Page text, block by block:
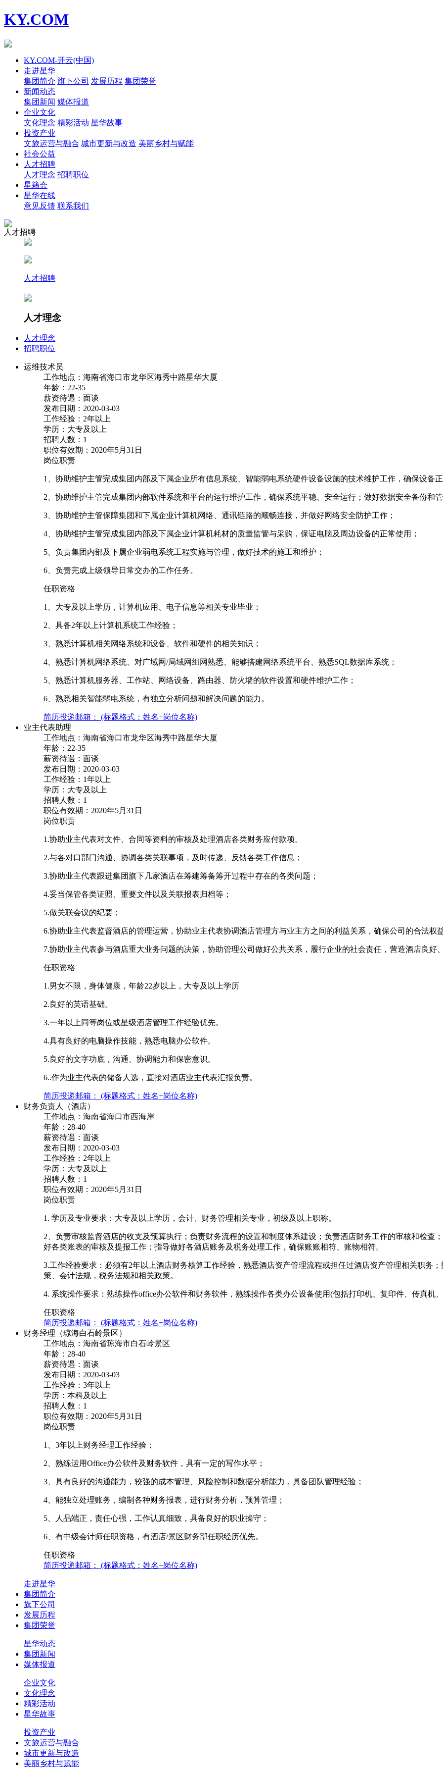
KY.COM
KY.COM-开云(中国)
走进星华
集团简介 旗下公司 发展历程 集团荣誉
新闻动态
集团新闻 媒体报道
企业文化
文化理念 精彩活动 星华故事
投资产业
文旅运营与融合 城市更新与改造 美丽乡村与赋能
社会公益
人才招聘
人才理念 招聘职位
星籍会
星华在线
意见反馈 联系我们
人才招聘
人才招聘
人才理念
人才理念
招聘职位
运维技术员
工作地点：海南省海口市龙华区海秀中路星华大厦
年龄：22-35
薪资待遇：面谈
发布日期：2020-03-03
工作经验：2年以上
学历：大专及以上
招聘人数：1
职位有效期：2020年5月31日
岗位职责
1、协助维护主管完成集团内部及下属企业所有信息系统、智能弱电系统硬件设备设施的技术维护工作，确保设备正
2、协助维护主管完成集团内部软件系统和平台的运行维护工作，确保系统平稳、安全运行；做好数据安全备份和管
3、协助维护主管保障集团和下属企业计算机网络、通讯链路的顺畅连接，并做好网络安全防护工作；
4、协助维护主管完成集团内部及下属企业计算机耗材的质量监管与采购，保证电脑及周边设备的正常使用；
5、负责集团内部及下属企业弱电系统工程实施与管理，做好技术的施工和维护；
6、负责完成上级领导日常交办的工作任务。
任职资格
1、大专及以上学历，计算机应用、电子信息等相关专业毕业；
2、具备2年以上计算机系统工作经验；
3、熟悉计算机相关网络系统和设备、软件和硬件的相关知识；
4、熟悉计算机网络系统、对广域网/局域网组网熟悉、能够搭建网络系统平台、熟悉SQL数据库系统；
5、熟悉计算机服务器、工作站、网络设备、路由器、防火墙的软件设置和硬件维护工作；
6、熟悉相关智能弱电系统，有独立分析问题和解决问题的能力。
简历投递邮箱： (标题格式：姓名+岗位名称)
业主代表助理
工作地点：海南省海口市龙华区海秀中路星华大厦
年龄：22-35
薪资待遇：面谈
发布日期：2020-03-03
工作经验：1年以上
学历：大专及以上
招聘人数：1
职位有效期：2020年5月31日
岗位职责
1.协助业主代表对文件、合同等资料的审核及处理酒店各类财务应付款项。
2.与各对口部门沟通、协调各类关联事项，及时传递、反馈各类工作信息；
3.协助业主代表跟进集团旗下几家酒店在筹建筹备筹开过程中存在的各类问题；
4.妥当保管各类证照、重要文件以及关联报表归档等；
5.做关联会议的纪要；
6.协助业主代表监督酒店的管理运营，协助业主代表协调酒店管理方与业主方之间的利益关系，确保公司的合法权
7.协助业主代表参与酒店重大业务问题的决策，协助管理公司做好公共关系，履行企业的社会责任，营造酒店良好
任职资格
1.男女不限，身体健康，年龄22岁以上，大专及以上学历
2.良好的英语基础。
3.一年以上同等岗位或星级酒店管理工作经验优先。
4.具有良好的电脑操作技能，熟悉电脑办公软件。
5.良好的文字功底，沟通、协调能力和保密意识。
6..作为业主代表的储备人选，直接对酒店业主代表汇报负责。
简历投递邮箱： (标题格式：姓名+岗位名称)
财务负责人（酒店）
工作地点：海南省海口市西海岸
年龄：28-40
薪资待遇：面谈
发布日期：2020-03-03
工作经验：2年以上
学历：大专及以上
招聘人数：1
职位有效期：2020年5月31日
岗位职责
1. 学历及专业要求：大专及以上学历，会计、财务管理相关专业，初级及以上职称。
2、负责审核监督酒店的收支及预算执行；负责财务流程的设置和制度体系建设；负责酒店财务工作的审核和检查
好各类账表的审核及提报工作；指导做好各酒店账务及税务处理工作，确保账账相符、账物相符。
3.工作经验要求：必须有2年以上酒店财务核算工作经验，熟悉酒店资产管理流程或担任过酒店资产管理相关职务
策、会计法规，税务法规和相关政策。
4. 系统操作要求：熟练操作office办公软件和财务软件，熟练操作各类办公设备使用(包括打印机、复印件、传真机、
任职资格
简历投递邮箱： (标题格式：姓名+岗位名称)
财务经理（琼海白石岭景区）
工作地点：海南省琼海市白石岭景区
年龄：28-40
薪资待遇：面谈
发布日期：2020-03-03
工作经验：3年以上
学历：本科及以上
招聘人数：1
职位有效期：2020年5月31日
岗位职责
1、3年以上财务经理工作经验；
2、熟练运用Office办公软件及财务软件，具有一定的写作水平；
3、具有良好的沟通能力，较强的成本管理、风险控制和数据分析能力，具备团队管理经验；
4、能独立处理账务，编制各种财务报表，进行财务分析，预算管理；
5、人品端正，责任心强，工作认真细致，具备良好的职业操守；
6、有中级会计师任职资格，有酒店/景区财务部任职经历优先。
任职资格
简历投递邮箱： (标题格式：姓名+岗位名称)
走进星华
集团简介
旗下公司
发展历程
集团荣誉
星华动态
集团新闻
媒体报道
企业文化
文化理念
精彩活动
星华故事
投资产业
文旅运营与融合
城市更新与改造
美丽乡村与赋能